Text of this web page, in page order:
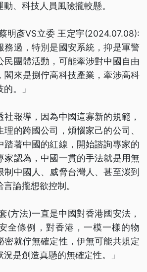
、科技人員風險攏較懸。
明彥VS立委 王定宇(2024.07.08):
務過，特別是國安系統，抑是軍警
民團體活動，可能牽涉對中國自由
閣來是捌佇高科技產業，牽涉高科
。」
社報導，因為中國這寡新的規範，
的跨國公司，煩惱家己的公司、
踏著中國的紅線，開始諮詢專家的
家認為，中國一貫的手法就是用無
制中國人、威脅台灣人、甚至湠到
論攏想欲控制。
(方法)一直是中國對香港國安法，
全條例，對香港，一模一樣的物
密就佇無確定性，伊無可能共規定
是創造真懸的無確定性。」